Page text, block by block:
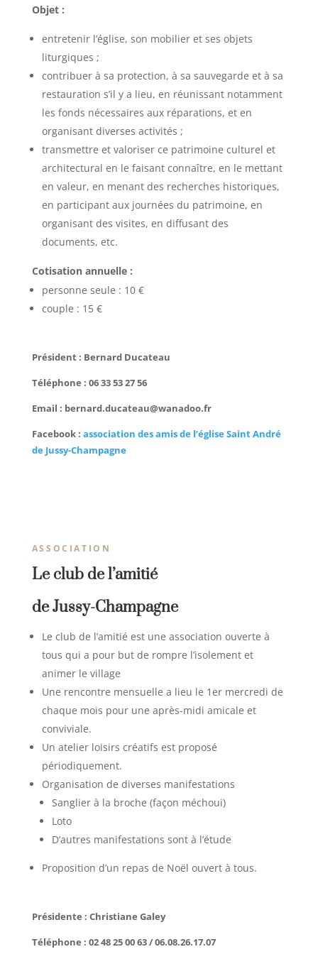
Objet :
entretenir l’église, son mobilier et ses objets
liturgiques ;
contribuer à sa protection, à sa sauvegarde et à sa
restauration s’il y a lieu, en réunissant notamment
les fonds nécessaires aux réparations, et en
organisant diverses activités ;
transmettre et valoriser ce patrimoine culturel et
architectural en le faisant connaître, en le mettant
en valeur, en menant des recherches historiques,
en participant aux journées du patrimoine, en
organisant des visites, en diffusant des
documents, etc.
Cotisation annuelle :
personne seule : 10 €
couple : 15 €
Président : Bernard Ducateau
Téléphone : 06 33 53 27 56
Email : bernard.ducateau@wanadoo.fr
Facebook : association des amis de l’église Saint André
de Jussy-Champagne
ASSOCIATION
Le club de l’amitié
de Jussy-Champagne
Le club de l’amitié est une association ouverte à
tous qui a pour but de rompre l’isolement et
animer le village
Une rencontre mensuelle a lieu le 1ermercredi de
chaque mois pour une après-midi amicale et
conviviale.
Un atelier loisirs créatifs est proposé
périodiquement.
Organisation de diverses manifestations
Sanglier à la broche (façon méchoui)
Loto
D’autres manifestations sont à l’étude
Proposition d’un repas de Noël ouvert à tous.
Présidente : Christiane Galey
Téléphone : 02 48 25 00 63 / 06.08.26.17.07